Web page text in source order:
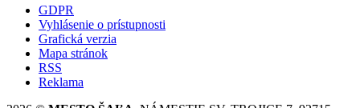
GDPR
Vyhlásenie o prístupnosti
Grafická verzia
Mapa stránok
RSS
Reklama